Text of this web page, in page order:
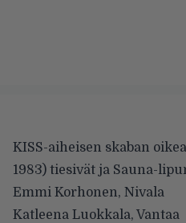
KISS-aiheisen skaban
1983) tiesivät ja Sauna-
Emmi Korhonen, Nivala
Katleena Luokkala, Vantaa